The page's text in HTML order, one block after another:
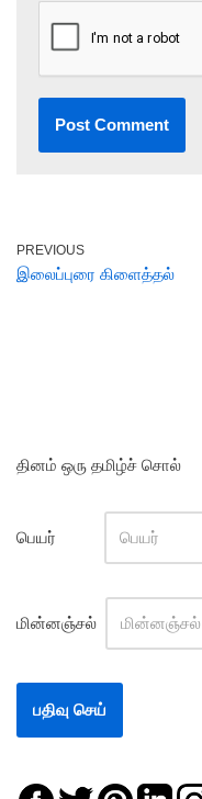
PREVIOUS
இலைப்புரை கிளைத்தல்
தினம் ஒரு தமிழ்ச் சொல்
பெயர்
மின்னஞ்சல்